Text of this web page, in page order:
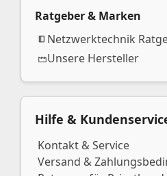
Ratgeber & Marken
Netzwerktechnik
Unsere Hersteller
Hilfe &
Kontakt & Service
Versand &